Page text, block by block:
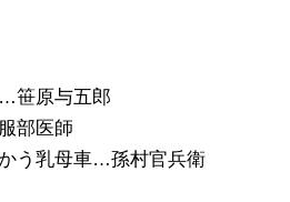
笹原与五郎
部医師
う乳母車…孫村官兵衛